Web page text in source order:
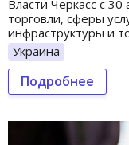
Власти Черкасс с
торговли, сферы
инфраструктуры и
Украина
Подробнее